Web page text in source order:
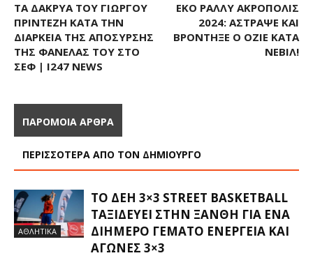
ΤΑ ΔΆΚΡΥΑ ΤΟΥ ΓΙΏΡΓΟΥ
ΠΡΊΝΤΕΖΗ ΚΑΤΆ ΤΗΝ
ΔΙΆΡΚΕΙΑ ΤΗΣ ΑΠΌΣΥΡΣΗΣ
ΤΗΣ ΦΑΝΈΛΑΣ ΤΟΥ ΣΤΟ
ΣΕΦ | I247 NEWS
ΕΚΟ ΡΆΛΛΥ ΑΚΡΌΠΟΛΙΣ
2024: ΆΣΤΡΑΨΕ ΚΑΙ
ΒΡΌΝΤΗΞΕ Ο ΟΖΙΈ ΚΑΤΆ
ΝΕΒΊΛ!
ΠΑΡΟΜΟΙΑ ΑΡΘΡΑ
ΠΕΡΙΣΣΟΤΕΡΑ ΑΠΟ ΤΟΝ ΔΗΜΙΟΥΡΓΟ
ΑΘΛΗΤΙΚΑ
ΤΟ ΔΕΗ 3×3 STREET BASKETBALL
ΤΑΞΙΔΕΎΕΙ ΣΤΗΝ ΞΆΝΘΗ ΓΙΑ ΈΝΑ
ΔΙΉΜΕΡΟ ΓΕΜΆΤΟ ΕΝΈΡΓΕΙΑ ΚΑΙ
ΑΓΏΝΕΣ 3×3